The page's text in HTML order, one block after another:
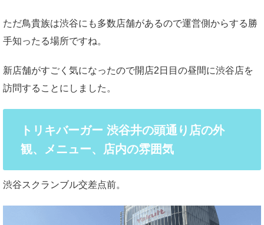
ただ鳥貴族は渋谷にも多数店舗があるので運営側からする勝
手知ったる場所ですね。
新店舗がすごく気になったので開店2日目の昼間に渋谷店を
訪問することにしました。
トリキバーガー 渋谷井の頭通り店の外
観、メニュー、店内の雰囲気
渋谷スクランブル交差点前。